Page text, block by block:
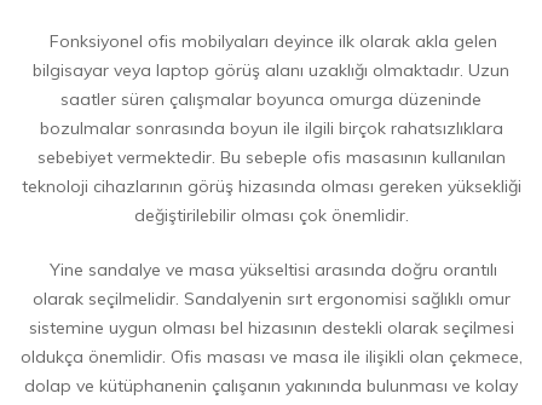
Fonksiyonel ofis mobilyaları deyince ilk olarak akla gelen
bilgisayar veya laptop görüş alanı uzaklığı olmaktadır. Uzun
saatler süren çalışmalar boyunca omurga düzeninde
bozulmalar sonrasında boyun ile ilgili birçok rahatsızlıklara
sebebiyet vermektedir. Bu sebeple ofis masasının kullanılan
teknoloji cihazlarının görüş hizasında olması gereken yüksekliği
değiştirilebilir olması çok önemlidir.
Yine sandalye ve masa yükseltisi arasında doğru orantılı
olarak seçilmelidir. Sandalyenin sırt ergonomisi sağlıklı omur
sistemine uygun olması bel hizasının destekli olarak seçilmesi
oldukça önemlidir. Ofis masası ve masa ile ilişikli olan çekmece,
dolap ve kütüphanenin çalışanın yakınında bulunması ve kolay